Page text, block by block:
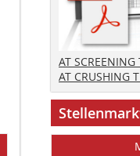
AT
AT CRUSHING